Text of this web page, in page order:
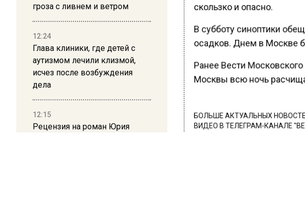
гроза с ливнем и ветром
12:24
Глава клиники, где детей с
аутизмом лечили клизмой,
исчез после возбуждения
дела
12:15
Рецензия на роман Юрия
скользко и опасно.
В субботу синоптики
осадков. Днем в Москве
Ранее Вести Московского
Москвы всю ночь
БОЛЬШЕ АКТУАЛЬНЫХ
ВИДЕО В ТЕЛЕГРАМ-КАНАЛЕ